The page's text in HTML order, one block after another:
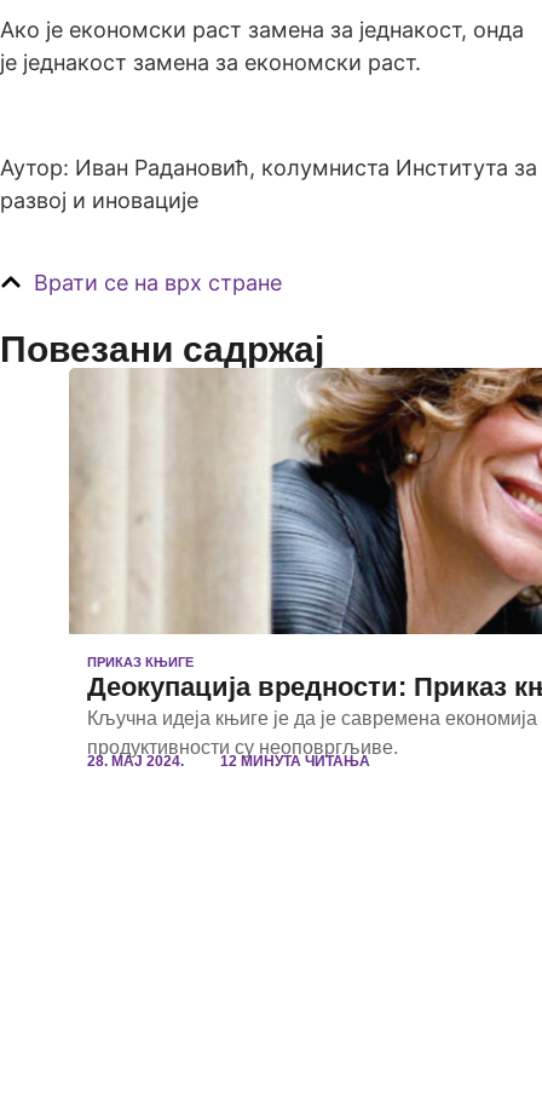
Ако је економски раст замена за једнакост, онда
је једнакост замена за економски раст.
Аутор: Иван Радановић, колумниста Института за
развој и иновације
Врати се на врх стране
Повезани садржај
ПРИКАЗ КЊИГЕ
Деокупација вредности: Приказ
Кључна идеја књиге је да је савремена
продуктивности су неоповргљиве.
28. МАЈ 2024. 12 МИНУТА ЧИТАЊА